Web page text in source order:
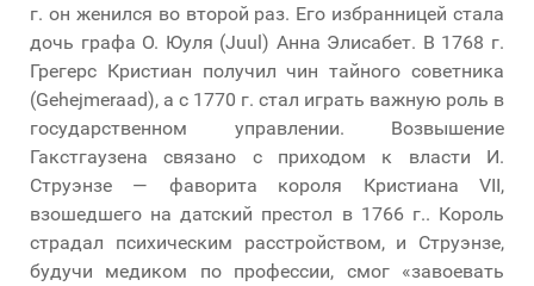
г. он женился во второй раз. Его избранницей стала
дочь графа О. Юуля (Juul) Анна Элисабет. В 1768 г.
Грегерс Кристиан получил чин тайного советника
(Gehejmeraad), а с 1770 г. стал играть важную роль в
государственном управлении. Возвышение
Гакстгаузена связано с приходом к власти И.
Струэнзе — фаворита короля Кристиана VII,
взошедшего на датский престол в 1766 г.. Король
страдал психическим расстройством, и Струэнзе,
будучи медиком по профессии, смог «завоевать